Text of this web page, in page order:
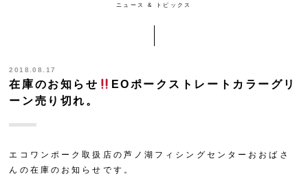
ニュース & トピックス
2018.08.17
在庫のお知らせ
EOポークストレートカラーグリ
ーン売り切れ。
エコワンポーク取扱店の芦ノ湖フィシングセンターおおばさ
んの在庫のお知らせです。